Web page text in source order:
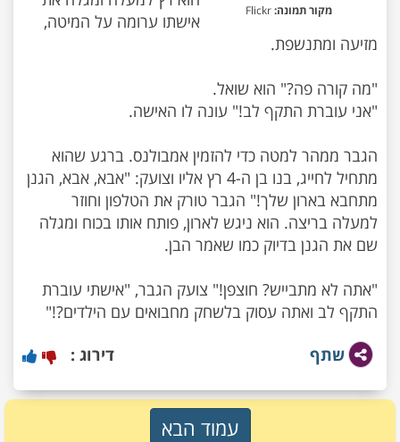
מקור תמונה:Flickr
אישתו ערומה על המיטה,
הגבר ממהר למטה כדי להזמין אמבולנס. ברגע שהוא
מתחיל לחייג, בנו בן ה-4 רץ אליו וצועק: "אבא, אבא, הגנן
מתחבא בארון שלך!" הגבר טורק את הטלפון וחוזר
למעלה בריצה. הוא ניגש לארון, פותח אותו בכוח ומגלה
"אתה לא מתבייש? חוצפן!" צועק הגבר, "אישתי עוברת
התקף לב ואתה עסוק בלשחק מחבואים עם הילדים?!"
שתף
דירוג :
עמוד הבא